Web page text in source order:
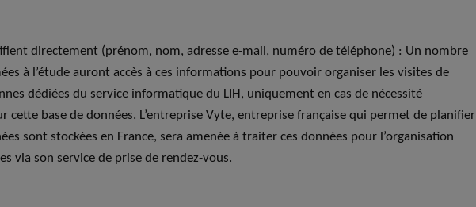
directement (prénom, nom, adresse e-mail, numéro de téléphone) : Un nombre
à l’étude auront accès à ces informations pour pouvoir organiser les visites de
dédiées du service informatique du LIH, uniquement en cas de nécessité
cette base de données. L’entreprise Vyte, entreprise française qui permet de planifier
sont stockées en France, sera amenée à traiter ces données pour l’organisation
via son service de prise de rendez-vous.